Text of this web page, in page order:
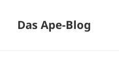
Das Ape-Blog